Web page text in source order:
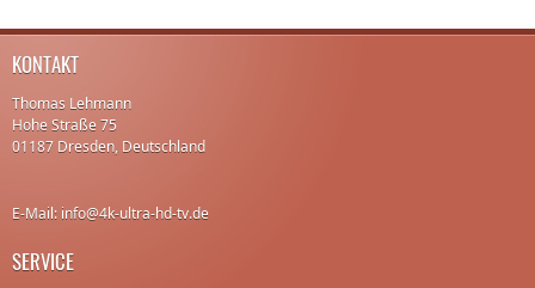
KONTAKT
Thomas Lehmann
Hohe Straße 75
01187 Dresden, Deutschland
E-Mail: info@4k-ultra-hd-tv.de
SERVICE